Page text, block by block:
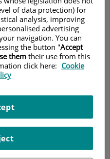
93 290 64 25
96
of data protection) for
analysis, improving
advertising
navigation. You can
the button "Accept
them their use from this
click here: Cookie